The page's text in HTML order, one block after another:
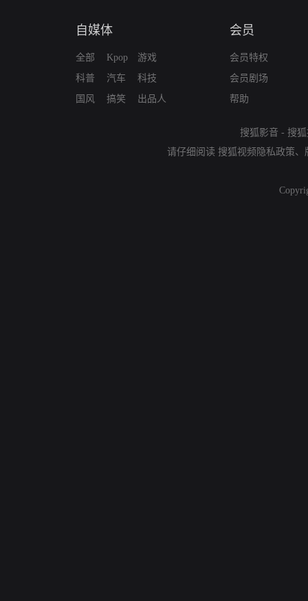
自媒体
全部
科普
国风
Kpop
汽车
搞笑
游戏
科技
出品人
会员
会员特权
会员剧场
帮助
搜狐影音 - 搜
请仔细阅读 搜狐视频隐私政策、